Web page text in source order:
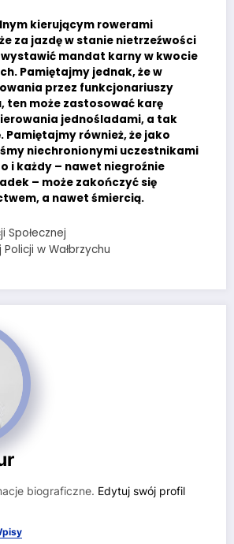
kierującym rowerami
za jazdę w stanie nietrzeźwości
mandat karny w kwocie
Pamiętajmy jednak, że w
przez funkcjonariuszy
ten może zastosować karę
jednośladami, a tak
Pamiętajmy również, że jako
niechronionymi uczestnikami
i każdy – nawet niegroźnie
– może zakończyć się
a nawet śmiercią.
Społecznej
w Wałbrzychu
biograficzne. Edytuj swój profil